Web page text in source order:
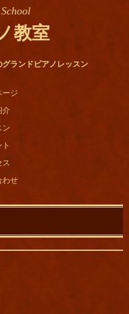
教室
ランドピアノレッスン
ージ
介
ン
ス
わせ